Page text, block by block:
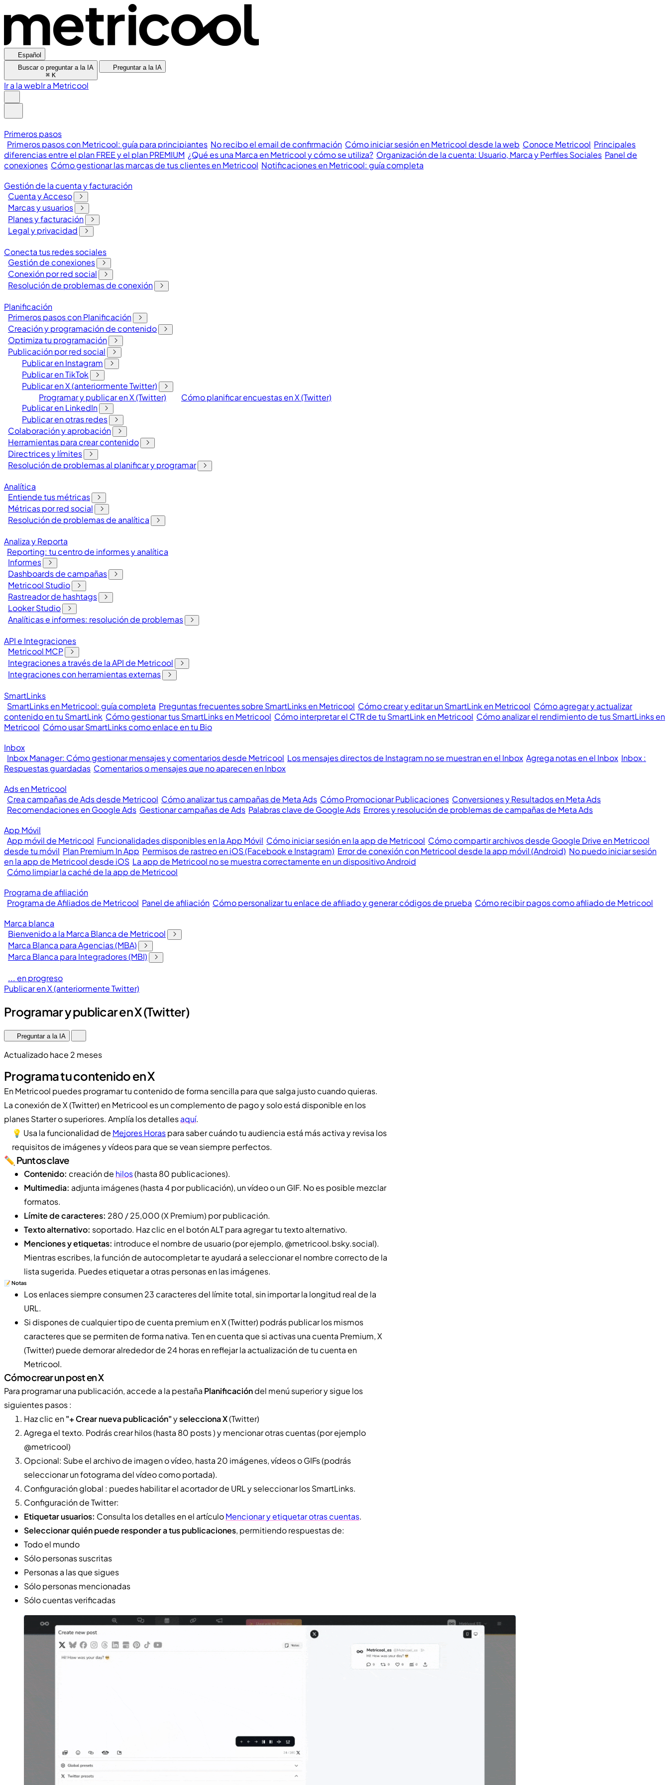
Español
Buscar o preguntar a la IA
⌘ K
Preguntar a la IA
Ir a la webIr a Metricool
Primeros pasos
Primeros pasos con Metricool: guía para principiantes No recibo el email de confirmación Cómo iniciar sesión en Metricool desde la web Conoce Metricool Principales
diferencias entre el plan FREE y el plan PREMIUM ¿Qué es una Marca en Metricool y cómo se utiliza? Organización de la cuenta: Usuario, Marca y Perfiles Sociales Panel de
conexiones Cómo gestionar las marcas de tus clientes en Metricool Notificaciones en Metricool: guía completa
Gestión de la cuenta y facturación
Cuenta y Acceso
Marcas y usuarios
Planes y facturación
Legal y privacidad
Conecta tus redes sociales
Gestión de conexiones
Conexión por red social
Resolución de problemas de conexión
Planificación
Primeros pasos con Planificación
Creación y programación de contenido
Optimiza tu programación
Publicación por red social
Publicar en Instagram
Publicar en TikTok
Publicar en X (anteriormente Twitter)
Programar y publicar en X (Twitter)
Cómo planificar encuestas en X (Twitter)
Publicar en LinkedIn
Publicar en otras redes
Colaboración y aprobación
Herramientas para crear contenido
Directrices y límites
Resolución de problemas al planificar y programar
Analítica
Entiende tus métricas
Métricas por red social
Resolución de problemas de analítica
Analiza y Reporta
Reporting: tu centro de informes y analítica
Informes
Dashboards de campañas
Metricool Studio
Rastreador de hashtags
Looker Studio
Analíticas e informes: resolución de problemas
API e Integraciones
Metricool MCP
Integraciones a través de la API de Metricool
Integraciones con herramientas externas
SmartLinks
SmartLinks en Metricool: guía completa Preguntas frecuentes sobre SmartLinks en Metricool Cómo crear y editar un SmartLink en Metricool Cómo agregar y actualizar
contenido en tu SmartLink Cómo gestionar tus SmartLinks en Metricool Cómo interpretar el CTR de tu SmartLink en Metricool Cómo analizar el rendimiento de tus SmartLinks en
Metricool Cómo usar SmartLinks como enlace en tu Bio
Inbox
Inbox Manager: Cómo gestionar mensajes y comentarios desde Metricool Los mensajes directos de Instagram no se muestran en el Inbox Agrega notas en el Inbox Inbox :
Respuestas guardadas Comentarios o mensajes que no aparecen en Inbox
Ads en Metricool
Crea campañas de Ads desde Metricool Cómo analizar tus campañas de Meta Ads Cómo Promocionar Publicaciones Conversiones y Resultados en Meta Ads
Recomendaciones en Google Ads Gestionar campañas de Ads Palabras clave de Google Ads Errores y resolución de problemas de campañas de Meta Ads
App Móvil
App móvil de Metricool Funcionalidades disponibles en la App Móvil Cómo iniciar sesión en la app de Metricool Cómo compartir archivos desde Google Drive en Metricool
desde tu móvil Plan Premium In App Permisos de rastreo en iOS (Facebook e Instagram) Error de conexión con Metricool desde la app móvil (Android) No puedo iniciar sesión
en la app de Metricool desde iOS La app de Metricool no se muestra correctamente en un dispositivo Android
Cómo limpiar la caché de la app de Metricool
Programa de afiliación
Programa de Afiliados de Metricool Panel de afiliación Cómo personalizar tu enlace de afiliado y generar códigos de prueba Cómo recibir pagos como afiliado de Metricool
Marca blanca
Bienvenido a la Marca Blanca de Metricool
Marca Blanca para Agencias (MBA)
Marca Blanca para Integradores (MBI)
... en progreso
Publicar en X (anteriormente Twitter)
Programar y publicar en X (Twitter)
Preguntar a la IA
Actualizado hace 2 meses
Programa tu contenido en X
En Metricool puedes programar tu contenido de forma sencilla para que salga justo cuando quieras.
La conexión de X (Twitter) en Metricool es un complemento de pago y solo está disponible en los
planes Starter o superiores. Amplía los detallesaquí.
💡 Usa la funcionalidad de Mejores Horaspara saber cuándo tu audiencia está más activa y revisa los
requisitos de imágenes y vídeos para que se vean siempre perfectos.
✏️ Puntos clave
Contenido: creación de hilos(hasta 80 publicaciones).
Multimedia: adjunta imágenes (hasta 4 por publicación), un vídeo o un GIF. No es posible mezclar
formatos.
Límite de caracteres: 280 / 25,000 (X Premium) por publicación.
Texto alternativo: soportado. Haz clic en el botón ALT para agregar tu texto alternativo.
Menciones y etiquetas: introduce el nombre de usuario (por ejemplo, @metricool.bsky.social).
Mientras escribes, la función de autocompletar te ayudará a seleccionar el nombre correcto de la
lista sugerida. Puedes etiquetar a otras personas en las imágenes.
📝 Notas
Los enlaces siempre consumen 23 caracteres del límite total, sin importar la longitud real de la
URL.
Si dispones de cualquier tipo de cuenta premium en X (Twitter) podrás publicar los mismos
caracteres que se permiten de forma nativa. Ten en cuenta que si activas una cuenta Premium, X
(Twitter) puede demorar alrededor de 24 horas en reflejar la actualización de tu cuenta en
MetricooI.
Cómo crear un post en X
Para programar una publicación, accede a la pestaña Planificacióndel menú superior y sigue los
siguientes pasos :
Haz clic en"+ Crear nueva publicación"yselecciona X(Twitter)
Agrega el texto. Podrás crear hilos (hasta 80 posts ) y mencionar otras cuentas (por ejemplo
@metricool)
Opcional: Sube el archivo de imagen o vídeo, hasta 20 imágenes, vídeos o GIFs (podrás
seleccionar un fotograma del vídeo como portada).
Configuración global : puedes habilitar el acortador de URL y seleccionar los SmartLinks.
Configuración de Twitter:
Etiquetar usuarios: Consulta los detalles en el artículoMencionar y etiquetar otras cuentas.
Seleccionar quién puede responder a tus publicaciones, permitiendo respuestas de:
Todo el mundo
Sólo personas suscritas
Personas a las que sigues
Sólo personas mencionadas
Sólo cuentas verificadas